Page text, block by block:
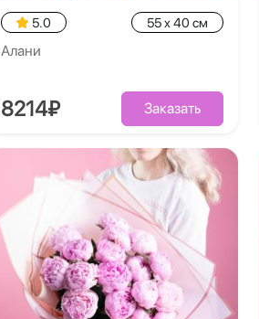
5.0 55 x 40 см
Алани
8214₽ Заказать